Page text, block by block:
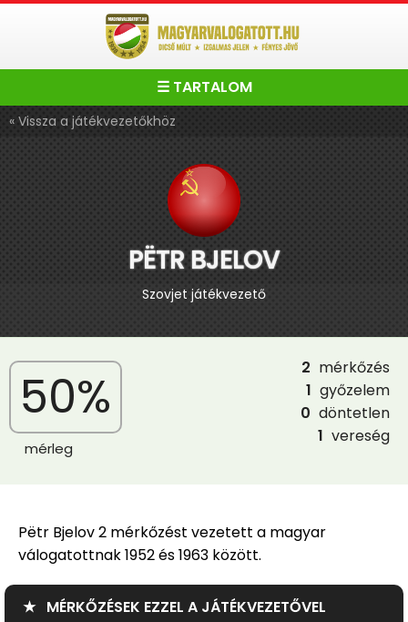
☰ TARTALOM
« Vissza a játékvezetőkhöz
PËTR BJELOV
Szovjet játékvezető
50%
mérleg
2 mérkőzés
1 győzelem
0 döntetlen
1 vereség
Pëtr Bjelov 2 mérkőzést vezetett a magyar
válogatottnak 1952 és 1963 között.
★ MÉRKŐZÉSEK EZZEL A JÁTÉKVEZETŐVEL